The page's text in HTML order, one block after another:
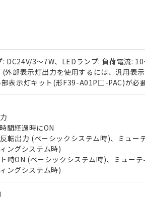
DC24V/3～7W、LEDランプ: 負荷電流: 10
部表示灯出力を使用するには、汎用表
表示灯キット(形F39-A01P□-PAC)が必
間経過時にON
転出力 (ベーシックシステム時)、ミュー
ングシステム時)
時ON (ベーシックシステム時)、ミュー
ングシステム時)
用ください。
品の当社在庫状況および標準価格(税抜)を
サービスの対象外となる商品もあること
載している更新日時点での社内データに
庫および標準価格とは異なる場合がある
お取引先、またはお客様担当のオムロン
有に対応した製品が提供可能な商品です
対応した製品に切り替える予定のある商
含有に非対応の商品で、対応品を出す予
含有の対応状況を調査中または確認中の商
質有無と関係のない商品です。
ウム(Cd) 100ppm以下、
1000ppm以下、ポリ臭化ジフェニルエーテル類
以下、フタル酸ブチルベンジル（BBP）
1000ppm以下
用除外項目は除く。
的な使用がないことを確認しています。
準値以下であることを示します。
準値を超えていることを示します。
合わせください。
) : 100ppm、
類) : 1000ppm、 PBDEs(ポリ臭化ジフェニルエーテ
ソブチル) : 1000ppm、 BBP(フタル酸ブチルベンジル
替および外国貿易法に定める商品（以下｢
は、日本国政府の輸出許可(または役務取
に破砕するなど、違法に輸出されないよ
化学兵器、生物兵器またはその他武器並